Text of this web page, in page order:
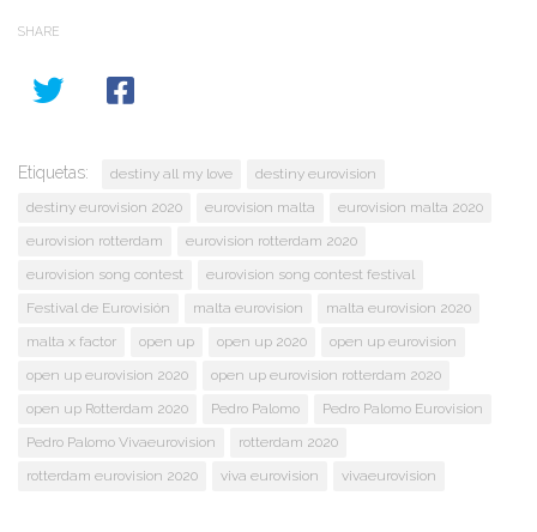
SHARE
Etiquetas: destiny all my love
destiny eurovision
destiny eurovision 2020
eurovision malta
eurovision malta 2020
eurovision rotterdam
eurovision rotterdam 2020
eurovision song contest
eurovision song contest festival
Festival de Eurovisión
malta eurovision
malta eurovision 2020
malta x factor
open up open up 2020
open up eurovision
open up eurovision 2020
open up eurovision rotterdam 2020
open up Rotterdam 2020
Pedro Palomo
Pedro Palomo Eurovision
Pedro Palomo Vivaeurovision
rotterdam 2020
rotterdam eurovision 2020
viva eurovision vivaeurovision